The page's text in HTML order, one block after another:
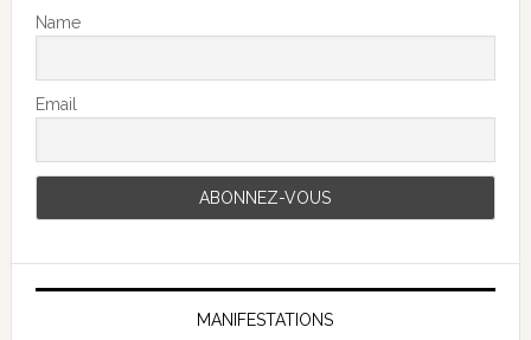
Name
Email
MANIFESTATIONS